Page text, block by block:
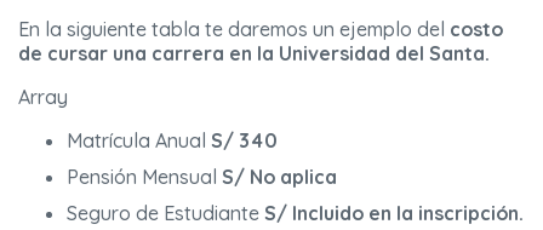
En la siguiente tabla te daremos un ejemplo del costo
de cursar una carrera en la Universidad del Santa.
Array
Matrícula Anual S/ 340
Pensión Mensual S/ No aplica
Seguro de Estudiante S/ Incluido en la inscripción.